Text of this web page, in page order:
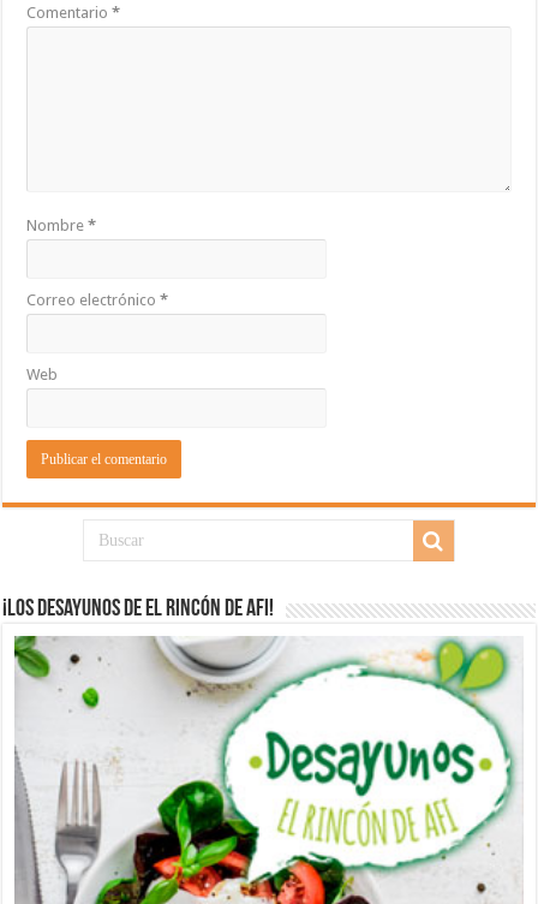
Comentario*
Nombre*
Correo electrónico*
Web
¡Los desayunos de El Rincón de Afi!